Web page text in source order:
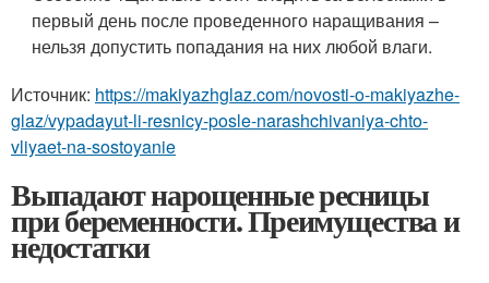
первый день после проведенного наращивания –
нельзя допустить попадания на них любой влаги.
Источник: https://makiyazhglaz.com/novosti-o-makiyazhe-
glaz/vypadayut-li-resnicy-posle-narashchivaniya-chto-
vliyaet-na-sostoyanie
Выпадают нарощенные ресницы
при беременности. Преимущества и
недостатки